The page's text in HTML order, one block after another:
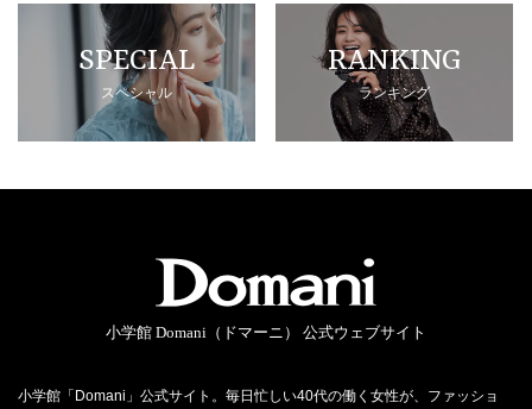
SPECIAL
スペシャル
RANKING
ランキング
小学館 Domani（ドマーニ） 公式ウェブサイト
小学館「Domani」公式サイト。毎日忙しい40代の働く女性が、ファッショ